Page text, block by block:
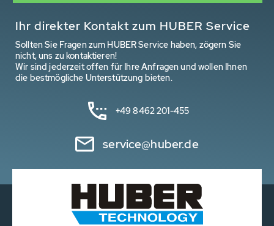
Ihr direkter Kontakt zum HUBER Service
Sollten Sie Fragen zum HUBER Service haben, zögern Sie
nicht, uns zu kontaktieren!
Wir sind jederzeit offen für Ihre Anfragen und wollen Ihnen
die bestmögliche Unterstützung bieten.
+49 8462 201-455
service@huber.de